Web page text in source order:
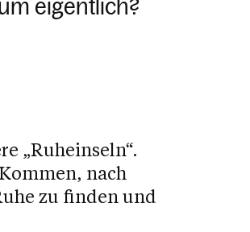
eigentlich?
„Ruheinseln“.
nach
zu finden und